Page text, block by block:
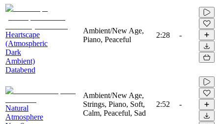
Heartscape
(Atmospheric
Dark
Ambient)
Databend
Ambient/New Age,
Piano, Peaceful
2:28 -
Natural
Atmosphere
Ambient/New Age,
Strings, Piano, Soft,
Calm, Peaceful, Sad
2:52 -